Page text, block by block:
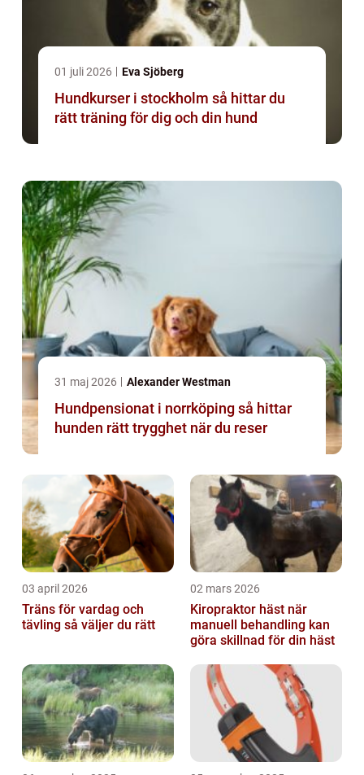
01 juli 2026 Eva Sjöberg
Hundkurser i stockholm så hittar du
rätt träning för dig och din hund
31 maj 2026 Alexander Westman
Hundpensionat i norrköping så hittar
hunden rätt trygghet när du reser
03 april 2026
Träns för vardag och
tävling så väljer du rätt
02 mars 2026
Kiropraktor häst när
manuell behandling kan
göra skillnad för din häst